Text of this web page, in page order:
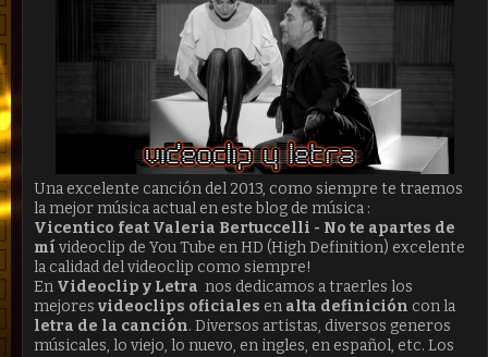
Una excelente canción del 2013, como siempre te traemos
la mejor música actual en este blog de música :
Vicentico feat Valeria Bertuccelli - No te apartes de
mí videoclip de You Tube en HD (High Definition) excelente
la calidad del videoclip como siempre!
En Videoclip y Letra nos dedicamos a traerles los
mejores videoclips oficiales en alta definición con la
letra de la canción. Diversos artistas, diversos generos
músicales, lo viejo, lo nuevo, en ingles, en español, etc. Los